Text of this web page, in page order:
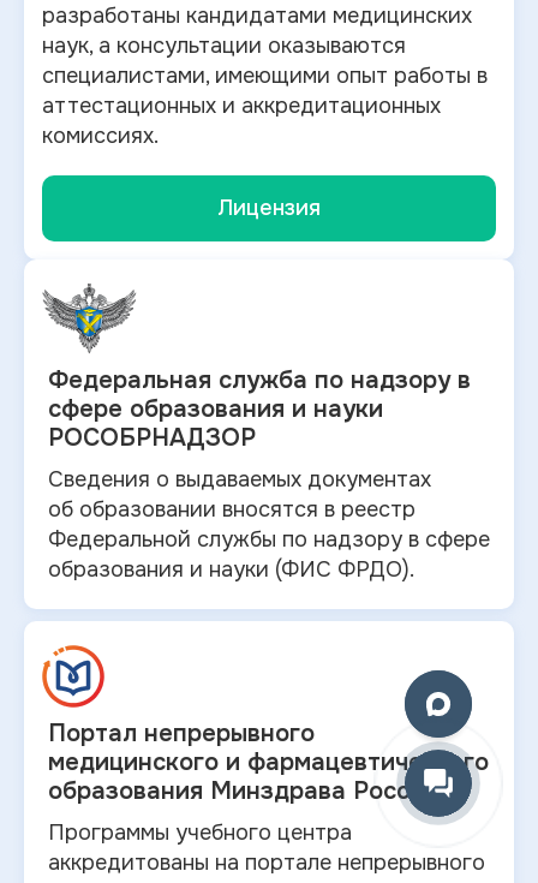
разработаны кандидатами медицинских
наук, а консультации оказываются
специалистами, имеющими опыт работы в
аттестационных и аккредитационных
комиссиях.
Лицензия
Федеральная служба по надзору в
сфере образования и науки
РОСОБРНАДЗОР
Сведения о выдаваемых документах
об образовании вносятся в реестр
Федеральной службы по надзору в сфере
образования и науки (ФИС ФРДО).
Портал непрерывного
медицинского и фармацевтического
образования Минздрава России.
Программы учебного центра
аккредитованы на портале непрерывного